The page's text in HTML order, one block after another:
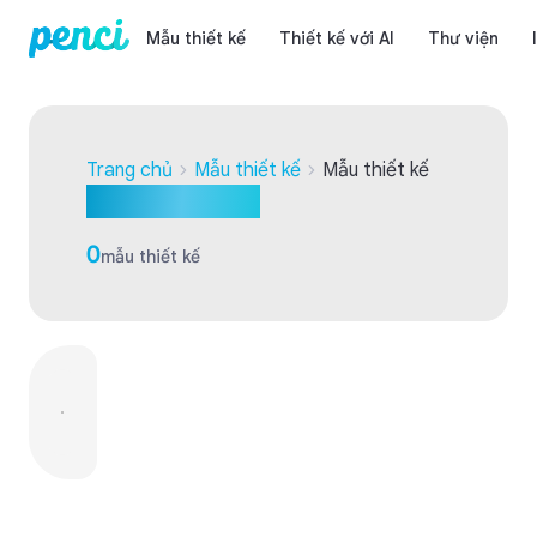
Mẫu thiết kế Thiết kế với AI Thư viện
Trang chủ Mẫu thiết kế Mẫu thiết kế
0mẫu thiết kế